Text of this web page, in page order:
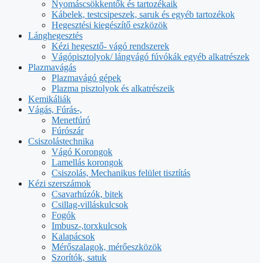
Nyomáscsökkentők és tartozékaik
Kábelek, testcsipeszek, saruk és egyéb tartozékok
Hegesztési kiegészítő eszközök
Lánghegesztés
Kézi hegesztő- vágó rendszerek
Vágópisztolyok/ lángvágó fúvókák egyéb alkatrészek
Plazmavágás
Plazmavágó gépek
Plazma pisztolyok és alkatrészeik
Kemikáliák
Vágás, Fúrás-,
Menetfúró
Fúrószár
Csiszolástechnika
Vágó Korongok
Lamellás korongok
Csiszolás, Mechanikus felület tisztítás
Kézi szerszámok
Csavarhúzók, bitek
Csillag-villáskulcsok
Fogók
Imbusz-,torxkulcsok
Kalapácsok
Mérőszalagok, mérőeszközök
Szorítók, satuk